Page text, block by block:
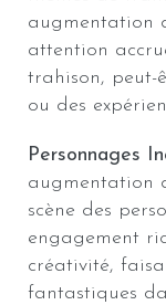
augmentation
attention
trahison, peut-
ou des
Personnages
augmentation
scène des
engagement
créativité,
fantastiques